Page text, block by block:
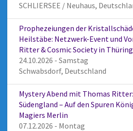
SCHLIERSEE / Neuhaus,
Prophezeiungen der
Heilstäbe: Netzwerk-Event und
Ritter & Cosmic Society in
24.10.2026 - Samstag
Schwabsdorf, Deutschland
Mystery Abend mit Thomas
Südengland – Auf den Spuren
Magiers Merlin
07.12.2026 - Montag